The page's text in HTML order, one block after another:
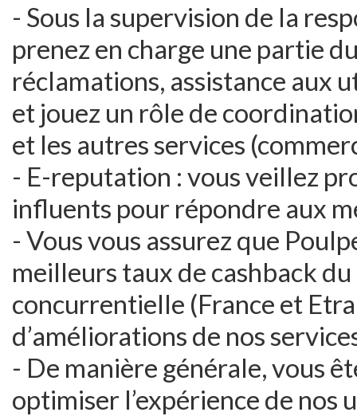
- Sous la supervision de la
prenez en charge une partie
réclamations, assistance aux
et jouez un rôle de
et les autres services
- E-reputation : vous veillez
influents pour répondre aux
- Vous vous assurez que
meilleurs taux de cashback
concurrentielle (France et
d’améliorations de nos
- De manière générale, vous
optimiser l’expérience de nos